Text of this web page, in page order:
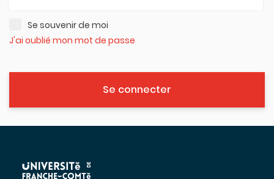
Se souvenir de moi
J'ai oublié mon mot de passe
Se connecter